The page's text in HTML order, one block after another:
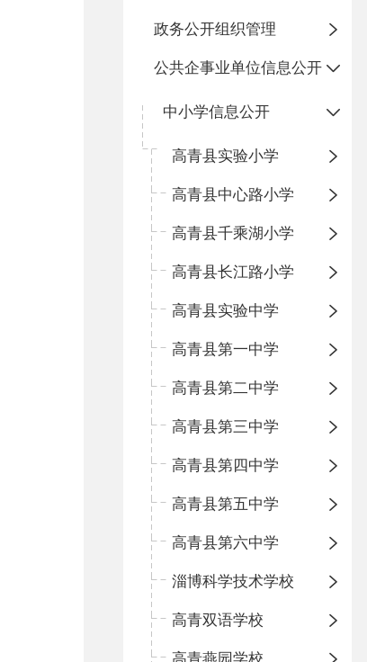
政务公开组织管理
公共企事业单位信息公开
中小学信息公开
高青县实验小学
高青县中心路小学
高青县千乘湖小学
高青县长江路小学
高青县实验中学
高青县第一中学
高青县第二中学
高青县第三中学
高青县第四中学
高青县第五中学
高青县第六中学
淄博科学技术学校
高青双语学校